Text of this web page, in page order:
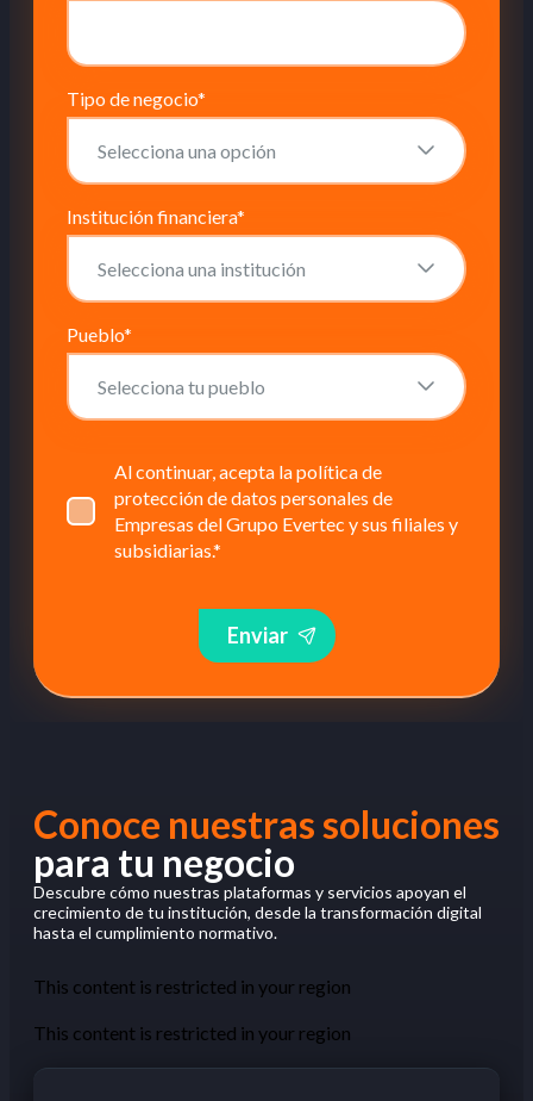
Tipo de negocio*
Institución financiera*
Pueblo*
Al continuar, acepta la política de
protección de datos personales de
Empresas del Grupo Evertec y sus filiales y
subsidiarias.*
Enviar
Conoce nuestras soluciones
para tu negocio
Descubre cómo nuestras plataformas y servicios apoyan el
crecimiento de tu institución, desde la transformación digital
hasta el cumplimiento normativo.
This content is restricted in your region
This content is restricted in your region